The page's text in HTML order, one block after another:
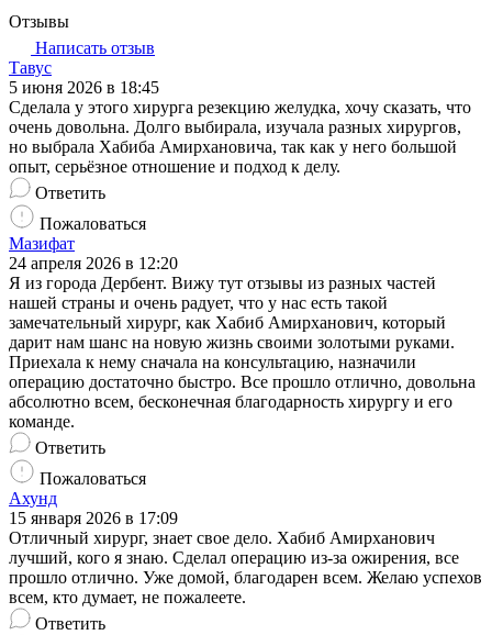
Отзывы
Написать отзыв
Тавус
5 июня 2026 в 18:45
Сделала у этого хирурга резекцию желудка, хочу сказать, что
очень довольна. Долго выбирала, изучала разных хирургов,
но выбрала Хабиба Амирхановича, так как у него большой
опыт, серьёзное отношение и подход к делу.
Ответить
Пожаловаться
Мазифат
24 апреля 2026 в 12:20
Я из города Дербент. Вижу тут отзывы из разных частей
нашей страны и очень радует, что у нас есть такой
замечательный хирург, как Хабиб Амирханович, который
дарит нам шанс на новую жизнь своими золотыми руками.
Приехала к нему сначала на консультацию, назначили
операцию достаточно быстро. Все прошло отлично, довольна
абсолютно всем, бесконечная благодарность хирургу и его
команде.
Ответить
Пожаловаться
Ахунд
15 января 2026 в 17:09
Отличный хирург, знает свое дело. Хабиб Амирханович
лучший, кого я знаю. Сделал операцию из-за ожирения​, все
прошло отлично. Уже домой, благодарен всем. Желаю успехов
всем, кто думает, не пожалеете.
Ответить